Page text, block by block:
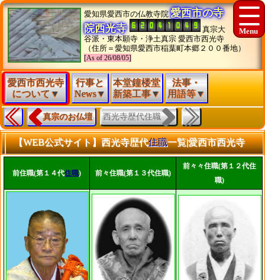
愛知県愛西市の仏教寺院 愛西市の寺
院西光寺
真宗大
谷派・東本願寺・浄土真宗 愛西市西光寺
（住所＝愛知県愛西市稲葉町本郷２００番地）
[As of 26/08/05]
愛西市西光寺
について▼
行事と
News▼
本堂鐘楼堂
新築工事▼
法事・
用語等▼
真宗のお仏壇 西光寺歴代住職
【WEB公式サイト】西光寺歴代住職一覧|愛西市西光寺
前住職(第１４代住職) 前々住職(第１３代住職)
前々々住職(第１２代住
職)